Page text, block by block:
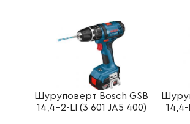
Шуруповерт Bosch GSB
14,4-2-LI (3 601 JA5 400)
14,4-